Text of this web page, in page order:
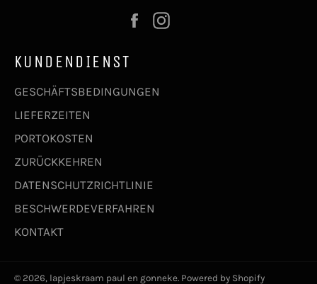
Facebook
KUNDENDIENST
GESCHÄFTSBEDINGUNGEN
LIEFERZEITEN
PORTOKOSTEN
ZURÜCKKEHREN
DATENSCHUTZRICHTLINIE
BESCHWERDEVERFAHREN
KONTAKT
© 2026, lapjeskraam paul en gonneke. Powered by Shopify